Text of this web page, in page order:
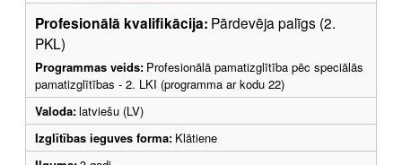
Profesionālā kvalifikācija: Pārdevēja palīgs (2.
PKL)
Programmas veids: Profesionālā pamatizglītība pēc speciālās
pamatizglītības - 2. LKI (programma ar kodu 22)
Valoda:latviešu (LV)
Izglītības ieguves forma: Klātiene